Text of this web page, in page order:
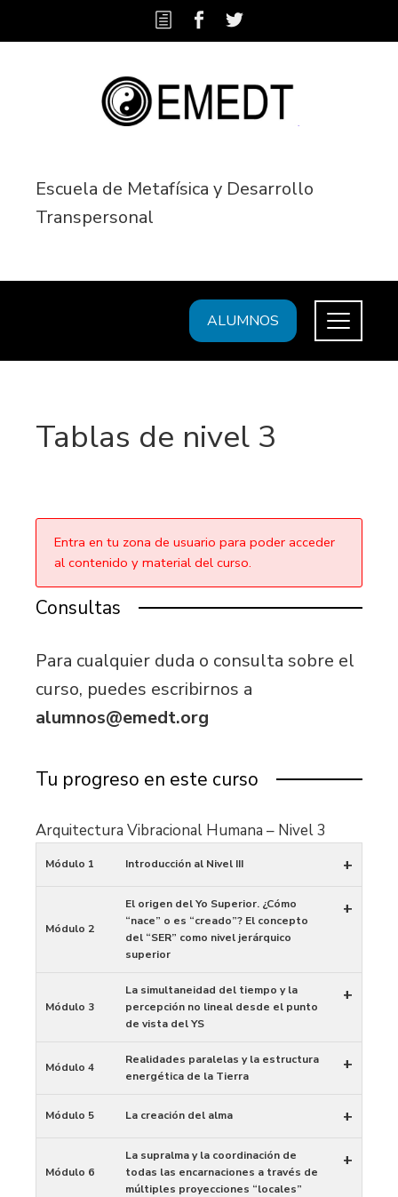
Escuela de Metafísica y Desarrollo
Transpersonal
ALUMNOS
Tablas de nivel 3
Entra en tu zona de usuario para poder acceder
al contenido y material del curso.
Consultas
Para cualquier duda o consulta sobre el
curso, puedes escribirnos a
alumnos@emedt.org
Tu progreso en este curso
Arquitectura Vibracional Humana – Nivel 3
Módulo 1 Introducción al Nivel III +
Módulo 2
El origen del Yo Superior. ¿Cómo
“nace” o es “creado”? El concepto
del “SER” como nivel jerárquico
superior
+
Módulo 3
La simultaneidad del tiempo y la
percepción no lineal desde el punto
de vista del YS
+
Módulo 4
Realidades paralelas y la estructura
energética de la Tierra
+
Módulo 5 La creación del alma +
Módulo 6
La supralma y la coordinación de
todas las encarnaciones a través de
múltiples proyecciones “locales”
+